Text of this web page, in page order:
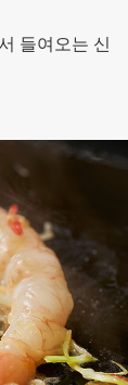
들여오는 신